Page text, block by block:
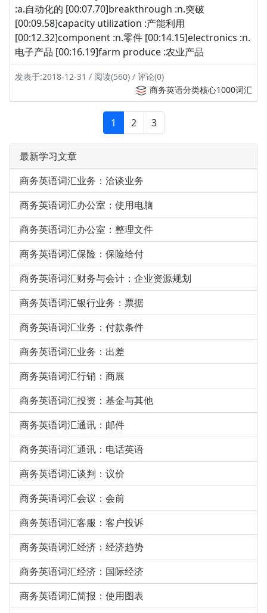
:a.自动化的 [00:07.70]breakthrough :n.突破
[00:09.58]capacity utilization :产能利用
[00:12.32]component :n.零件 [00:14.15]electronics :n.
电子产品 [00:16.19]farm produce :农业产品
发表于:2018-12-31 / 阅读(560) / 评论(0)
商务英语分类核心1000词汇
1 2 3
最新学习文章
商务英语词汇业务：洽谈业务
商务英语词汇办公室：使用电脑
商务英语词汇办公室：整理文件
商务英语词汇保险：保险给付
商务英语词汇财务与会计：企业资源规划
商务英语词汇银行业务：票据
商务英语词汇业务：付款条件
商务英语词汇业务：出差
商务英语词汇行销：商展
商务英语词汇投资：基金与其他
商务英语词汇通讯：邮件
商务英语词汇通讯：电话英语
商务英语词汇谈判：议价
商务英语词汇会议：会前
商务英语词汇客服：客户投诉
商务英语词汇经济：经济趋势
商务英语词汇经济：国际经济
商务英语词汇简报：使用图表